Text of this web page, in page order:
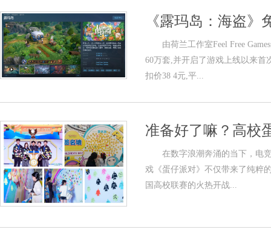
《露玛岛：海盗
由荷兰工作室Feel Free
60万套,并开启了游戏上线以来
扣价38 4元,平...
准备好了嘛？高校
在数字浪潮奔涌的当下，电竞
戏《蛋仔派对》不仅带来了纯粹
国高校联赛的火热开战...